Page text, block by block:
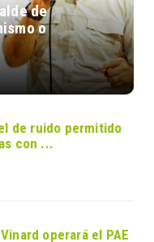
de
o
de ruido permitido
con ...
operará el PAE